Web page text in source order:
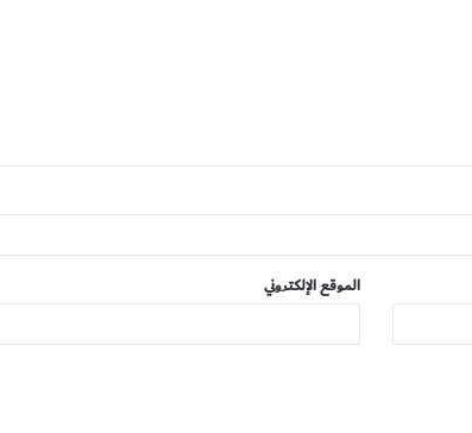
الموقع الإلكتروني